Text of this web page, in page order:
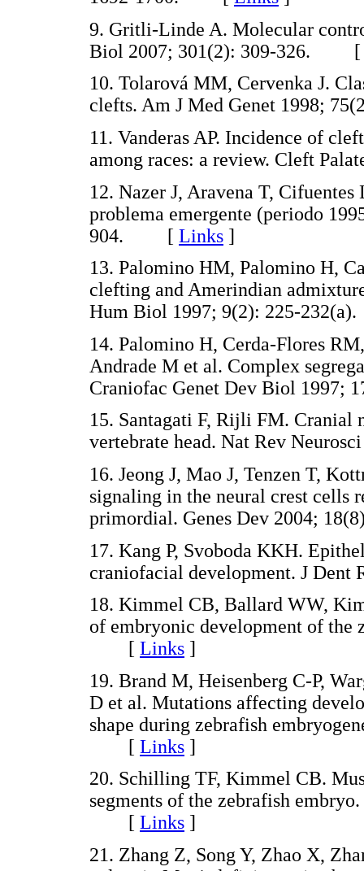
9. Gritli-Linde A. Molecular
Biol 2007; 301(2): 309-326.
10. Tolarová MM, Cervenka J.
clefts. Am J Med Genet 1998;
11. Vanderas AP. Incidence of
among races: a review. Cleft
12. Nazer J, Aravena T,
problema emergente (periodo
904. [ Links ]
13. Palomino HM, Palomino H,
clefting and Amerindian
Hum Biol 1997; 9(2): 225-
14. Palomino H, Cerda-Flores
Andrade M et al. Complex
Craniofac Genet Dev Biol
15. Santagati F, Rijli FM. Cranial
vertebrate head. Nat Rev
16. Jeong J, Mao J, Tenzen T,
signaling in the neural crest cells
primordial. Genes Dev 2004;
17. Kang P, Svoboda KKH.
craniofacial development. J
18. Kimmel CB, Ballard WW,
of embryonic development of the
[ Links ]
19. Brand M, Heisenberg C-P,
D et al. Mutations affecting
shape during zebrafish
[ Links ]
20. Schilling TF, Kimmel CB.
segments of the zebrafish
[ Links ]
21. Zhang Z, Song Y, Zhao X,